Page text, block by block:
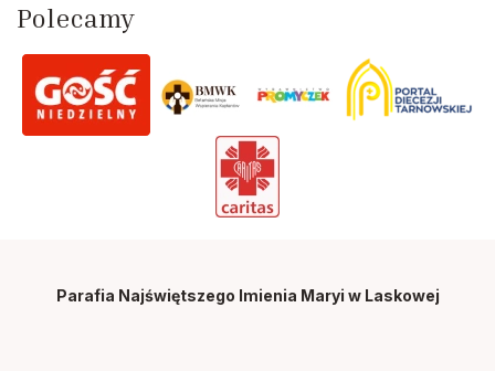
Polecamy
Parafia Najświętszego Imienia Maryi w Laskowej